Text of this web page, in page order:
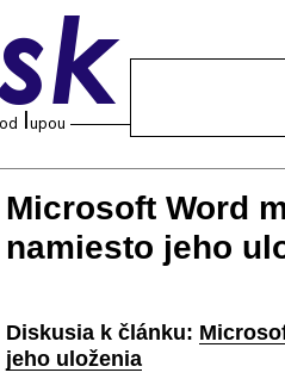
Microsoft Word
namiesto jeho
Diskusia k článku:
jeho uloženia